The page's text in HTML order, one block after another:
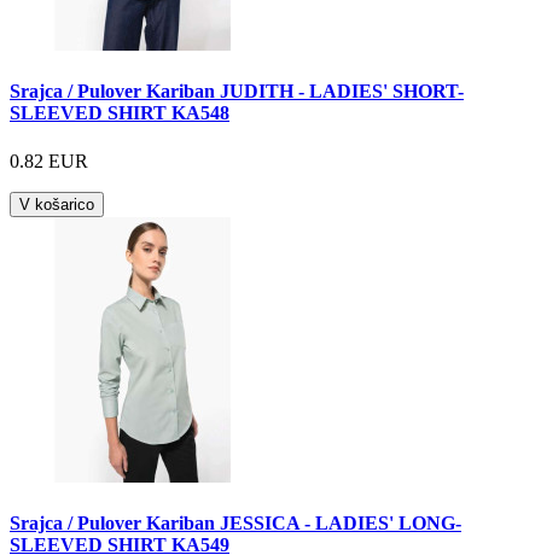
Srajca / Pulover Kariban JUDITH - LADIES' SHORT-
SLEEVED SHIRT KA548
0.82 EUR
V košarico
Srajca / Pulover Kariban JESSICA - LADIES' LONG-
SLEEVED SHIRT KA549